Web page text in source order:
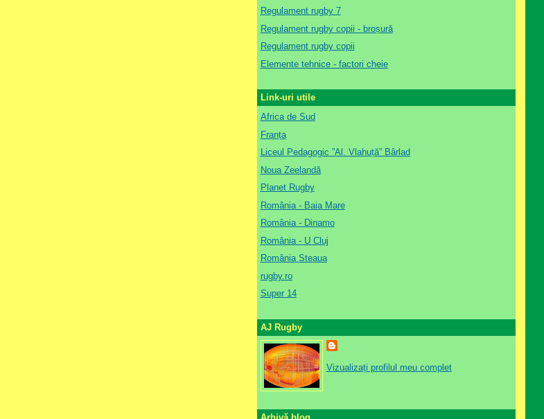
Regulament rugby 7
Regulament rugby copii - broșură
Regulament rugby copii
Elemente tehnice - factori cheie
Link-uri utile
Africa de Sud
Franța
Liceul Pedagogic ”Al. Vlahuță” Bârlad
Noua Zeelandă
Planet Rugby
România - Baia Mare
România - Dinamo
România - U Cluj
România Steaua
rugby.ro
Super 14
AJ Rugby
Vizualizați profilul meu complet